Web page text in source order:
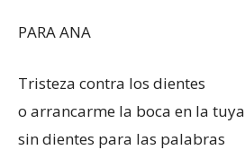
PARA ANA
Tristeza contra los dientes
o arrancarme la boca en la tuya
sin dientes para las palabras